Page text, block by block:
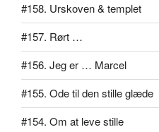
#158. Urskoven & templet
#157. Rørt …
#156. Jeg er … Marcel
#155. Ode til den stille glæde
#154. Om at leve stille